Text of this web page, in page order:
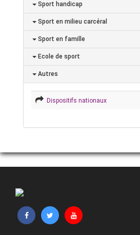
Sport handicap
Sport en milieu carcéral
Sport en famille
Ecole de sport
Autres
Dispositifs nationaux